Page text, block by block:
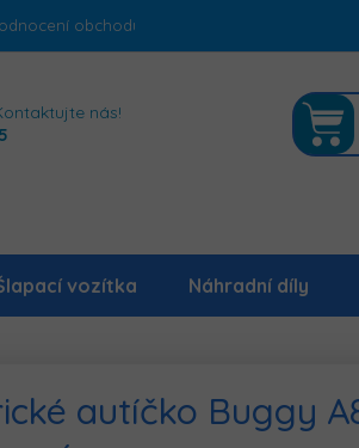
obchodu Podmínky ochrany
nás!
vozítka Náhradní díly
autíčko Buggy